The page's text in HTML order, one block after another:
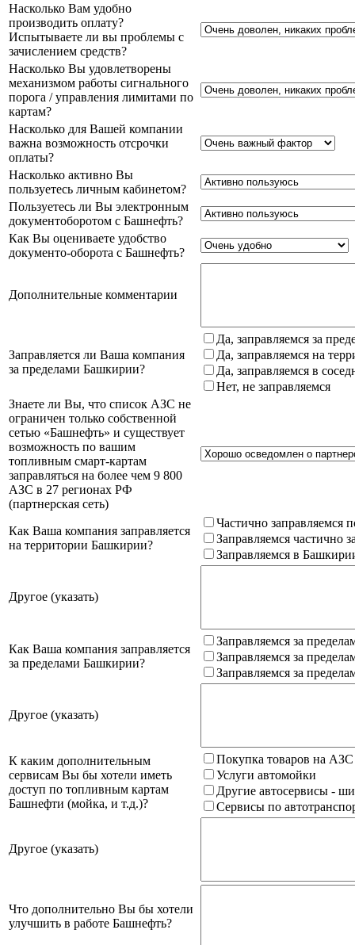
Насколько Вам удобно
производить оплату?
Испытываете ли вы проблемы с
зачислением средств?
Насколько Вы удовлетворены
механизмом работы сигнального
порога / управления лимитами по
картам?
Насколько для Вашей компании
важна возможность отсрочки
оплаты?
Насколько активно Вы
пользуетесь личным кабинетом?
Пользуетесь ли Вы электронным
документоборотом с Башнефть?
Как Вы оцениваете удобство
документо-оборота с Башнефть?
Дополнительные комментарии
Заправляется ли Ваша компания
за пределами Башкирии?
Да, заправляемся за
Да, заправляемся на
Да, заправляемся в
Нет, не заправляемся
Знаете ли Вы, что список АЗС не
ограничен только собственной
сетью «Башнефть» и существует
возможность по вашим
топливным смарт-картам
заправляться на более чем 9 800
АЗС в 27 регионах РФ
(партнерская сеть)
Как Ваша компания заправляется
на территории Башкирии?
Частично заправляемся
Заправляемся частично
Заправляемся в
Другое (указать)
Как Ваша компания заправляется
за пределами Башкирии?
Заправляемся за
Заправляемся за
Заправляемся за
Другое (указать)
К каким дополнительным
сервисам Вы бы хотели иметь
доступ по топливным картам
Башнефти (мойка, и т.д.)?
Покупка товаров на
Услуги автомойки
Другие автосервисы -
Сервисы по
Другое (указать)
Что дополнительно Вы бы хотели
улучшить в работе Башнефть?